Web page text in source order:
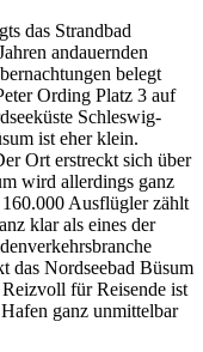
das Strandbad
andauernden
belegt
Ording Platz 3 auf
Schleswig-
ist eher klein.
Ort erstreckt sich über
wird allerdings ganz
Ausflügler zählt
klar als eines der
das Nordseebad Büsum
für Reisende ist
ganz unmittelbar